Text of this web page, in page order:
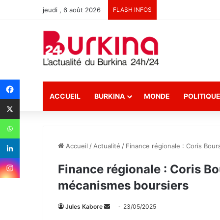
jeudi , 6 août 2026 FLASH INFOS
ACCUEIL BURKINA MONDE POLITIQUE
Accueil / Actualité / Finance régionale : Coris
Finance régionale : Coris
mécanismes boursiers
Jules Kabore 23/05/2025